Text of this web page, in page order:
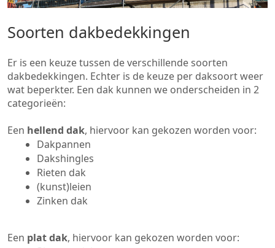
Soorten dakbedekkingen
Er is een keuze tussen de verschillende soorten
dakbedekkingen. Echter is de keuze per daksoort weer
wat beperkter. Een dak kunnen we onderscheiden in 2
categorieën:
Een hellend dak, hiervoor kan gekozen worden voor:
Dakpannen
Dakshingles
Rieten dak
(kunst)leien
Zinken dak
Een plat dak, hiervoor kan gekozen worden voor: